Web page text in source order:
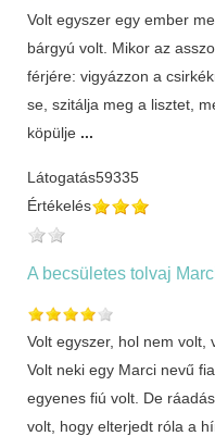
Volt egyszer egy ember
bárgyú volt. Mikor az
férjére: vigyázzon a
se, szitálja meg a lisztet,
köpülje ...
Látogatás59335
Értékelés
A becsületes tolvaj
Volt egyszer, hol nem volt,
Volt neki egy Marci nevű
egyenes fiú volt. De
volt, hogy elterjedt róla a